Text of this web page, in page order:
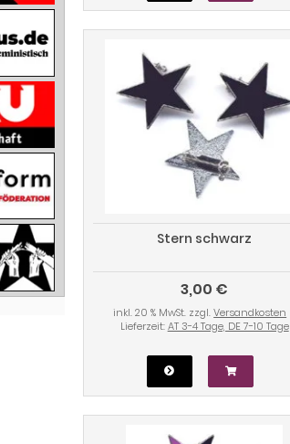
Stern schwarz
3,00 €
inkl. 20 % MwSt. zzgl.Versandkosten
Lieferzeit:AT 3-4 Tage, DE 7-10 Tage